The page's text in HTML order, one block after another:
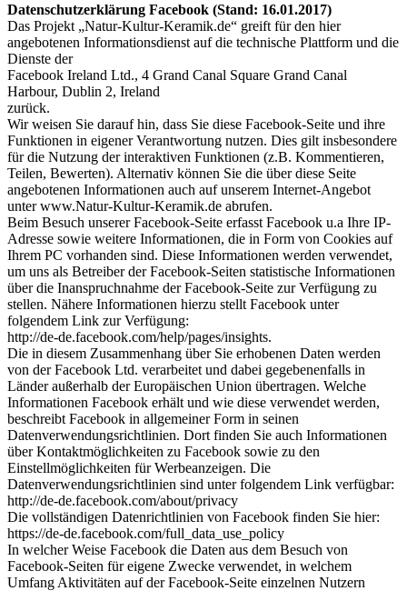
Datenschutzerklärung Facebook (Stand: 16.01.2017)
Das Projekt „Natur-Kultur-Keramik.de“ greift für den hier
angebotenen Informationsdienst auf die technische Plattform und die
Dienste der
Facebook Ireland Ltd., 4 Grand Canal Square Grand Canal
Harbour, Dublin 2, Ireland
zurück.
Wir weisen Sie darauf hin, dass Sie diese Facebook-Seite und ihre
Funktionen in eigener Verantwortung nutzen. Dies gilt insbesondere
für die Nutzung der interaktiven Funktionen (z.B. Kommentieren,
Teilen, Bewerten). Alternativ können Sie die über diese Seite
angebotenen Informationen auch auf unserem Internet-Angebot
unter www.Natur-Kultur-Keramik.de abrufen.
Beim Besuch unserer Facebook-Seite erfasst Facebook u.a Ihre IP-
Adresse sowie weitere Informationen, die in Form von Cookies auf
Ihrem PC vorhanden sind. Diese Informationen werden verwendet,
um uns als Betreiber der Facebook-Seiten statistische Informationen
über die Inanspruchnahme der Facebook-Seite zur Verfügung zu
stellen. Nähere Informationen hierzu stellt Facebook unter
folgendem Link zur Verfügung:
http://de-de.facebook.com/help/pages/insights.
Die in diesem Zusammenhang über Sie erhobenen Daten werden
von der Facebook Ltd. verarbeitet und dabei gegebenenfalls in
Länder außerhalb der Europäischen Union übertragen. Welche
Informationen Facebook erhält und wie diese verwendet werden,
beschreibt Facebook in allgemeiner Form in seinen
Datenverwendungsrichtlinien. Dort finden Sie auch Informationen
über Kontaktmöglichkeiten zu Facebook sowie zu den
Einstellmöglichkeiten für Werbeanzeigen. Die
Datenverwendungsrichtlinien sind unter folgendem Link verfügbar:
http://de-de.facebook.com/about/privacy
Die vollständigen Datenrichtlinien von Facebook finden Sie hier:
https://de-de.facebook.com/full_data_use_policy
In welcher Weise Facebook die Daten aus dem Besuch von
Facebook-Seiten für eigene Zwecke verwendet, in welchem
Umfang Aktivitäten auf der Facebook-Seite einzelnen Nutzern